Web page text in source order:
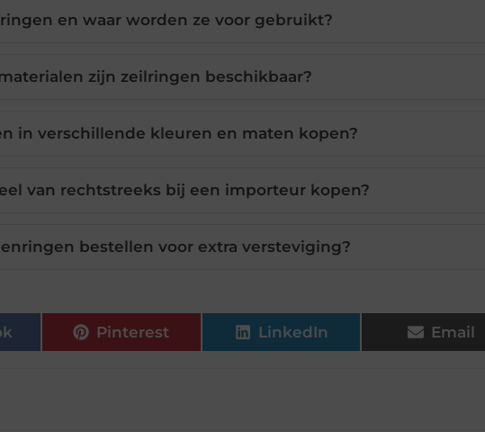
en waar worden ze voor gebruikt?
zijn zeilringen beschikbaar?
in verschillende kleuren en maten kopen?
van rechtstreeks bij een importeur kopen?
bestellen voor extra versteviging?
Pinterest LinkedIn Email